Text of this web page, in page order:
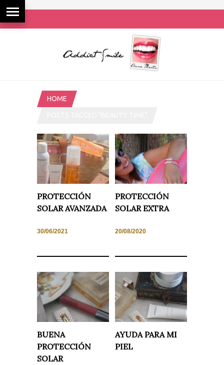
HOME
PROTECCIÓN
SOLAR AVANZADA
30/06/2021
PROTECCIÓN
SOLAR EXTRA
20/08/2020
BUENA
PROTECCIÓN
SOLAR
AYUDA PARA MI
PIEL
Necesarias
Estadísticas
cookies no
opcionales.
necesarias
para que
web. Para